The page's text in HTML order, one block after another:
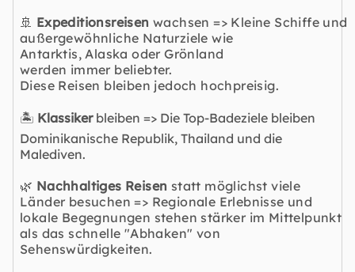
🚢 Expeditionsreisenwachsen => Kleine Schiffe und
außergewöhnliche Naturziele wie
Antarktis, Alaska oderGrönland
werden immer beliebter.
Diese Reisen bleiben jedoch hochpreisig.
🏝️ Klassiker bleiben => Die Top-Badeziele bleiben
Dominikanische Republik, Thailand und die
Malediven.
🌿 Nachhaltiges Reisen statt möglichst viele
Länder besuchen => Regionale Erlebnisse und
lokale Begegnungen stehen stärker im Mittelpunkt
als das schnelle "Abhaken" von
Sehenswürdigkeiten.